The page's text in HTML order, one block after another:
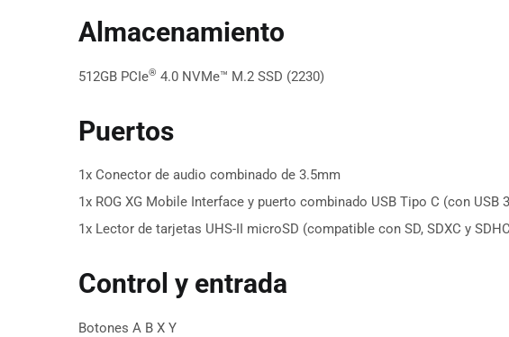
Almacenamiento
512GB PCIe® 4.0 NVMe™ M.2 SSD (2230)
Puertos
1x Conector de audio combinado de 3.5mm
1x ROG XG Mobile Interface y puerto combinado USB Tipo C (con
1x Lector de tarjetas UHS-II microSD (compatible con SD, SDXC y
Control y entrada
Botones A B X Y